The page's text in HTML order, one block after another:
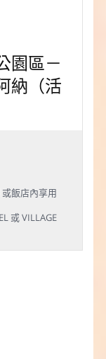
園區－
納（活
飯店內享用
或 VILLAGE